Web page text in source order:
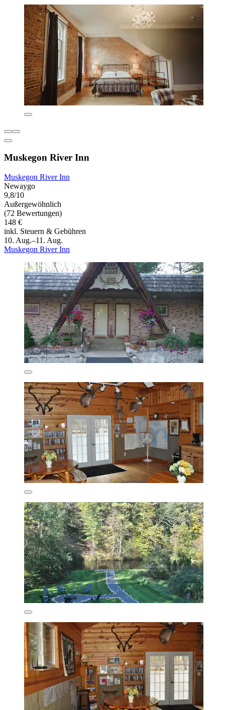
Muskegon River Inn
Muskegon River Inn
Newaygo
9,8/10
Außergewöhnlich
(72 Bewertungen)
148 €
inkl. Steuern & Gebühren
10. Aug.–11. Aug.
Muskegon River Inn